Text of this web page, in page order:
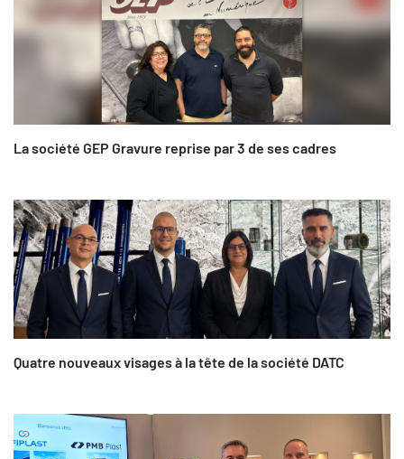
La société GEP Gravure reprise par 3 de ses cadres
Quatre nouveaux visages à la tête de la société DATC